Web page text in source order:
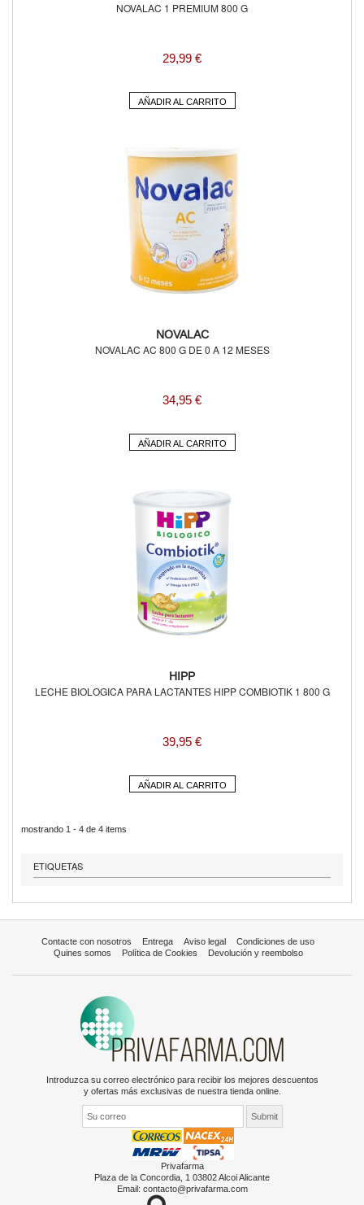
NOVALAC 1 PREMIUM 800 G
29,99 €
AÑADIR AL CARRITO
NOVALAC
NOVALAC AC 800 G DE 0 A 12 MESES
34,95 €
AÑADIR AL CARRITO
HIPP
LECHE BIOLOGICA PARA LACTANTES HIPP COMBIOTIK 1 800 G
39,95 €
AÑADIR AL CARRITO
mostrando 1 - 4 de 4 items
ETIQUETAS
Contacte con nosotros Entrega Aviso legal
Condiciones de uso
Quines somos
Política de Cookies Devolución y reembolso
Introduzca su correo electrónico para recibir los mejores descuentos
y ofertas más exclusivas de nuestra tienda online.
Privafarma
Plaza de la Concordia, 1 03802 Alcoi Alicante
Email: contacto@privafarma.com